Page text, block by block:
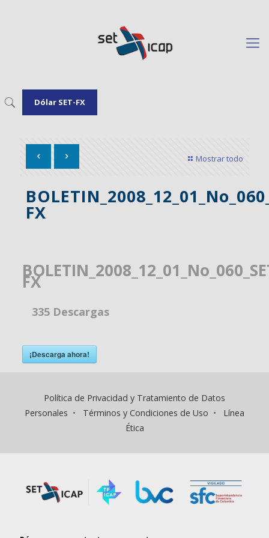
Dólar SET-FX
Mostrar todo
FX
FX
335Descargas
¡Descarga ahora!
Política de Privacidad y Tratamiento de Datos
Personales • Términos y Condiciones de Uso • Línea
Ética